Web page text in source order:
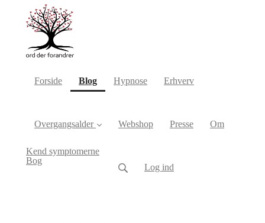
Forside Blog(current)
Hypnose Erhverv
Overgangsalder
Kend symptomerne
Bog
Webshop Presse Om
Log ind